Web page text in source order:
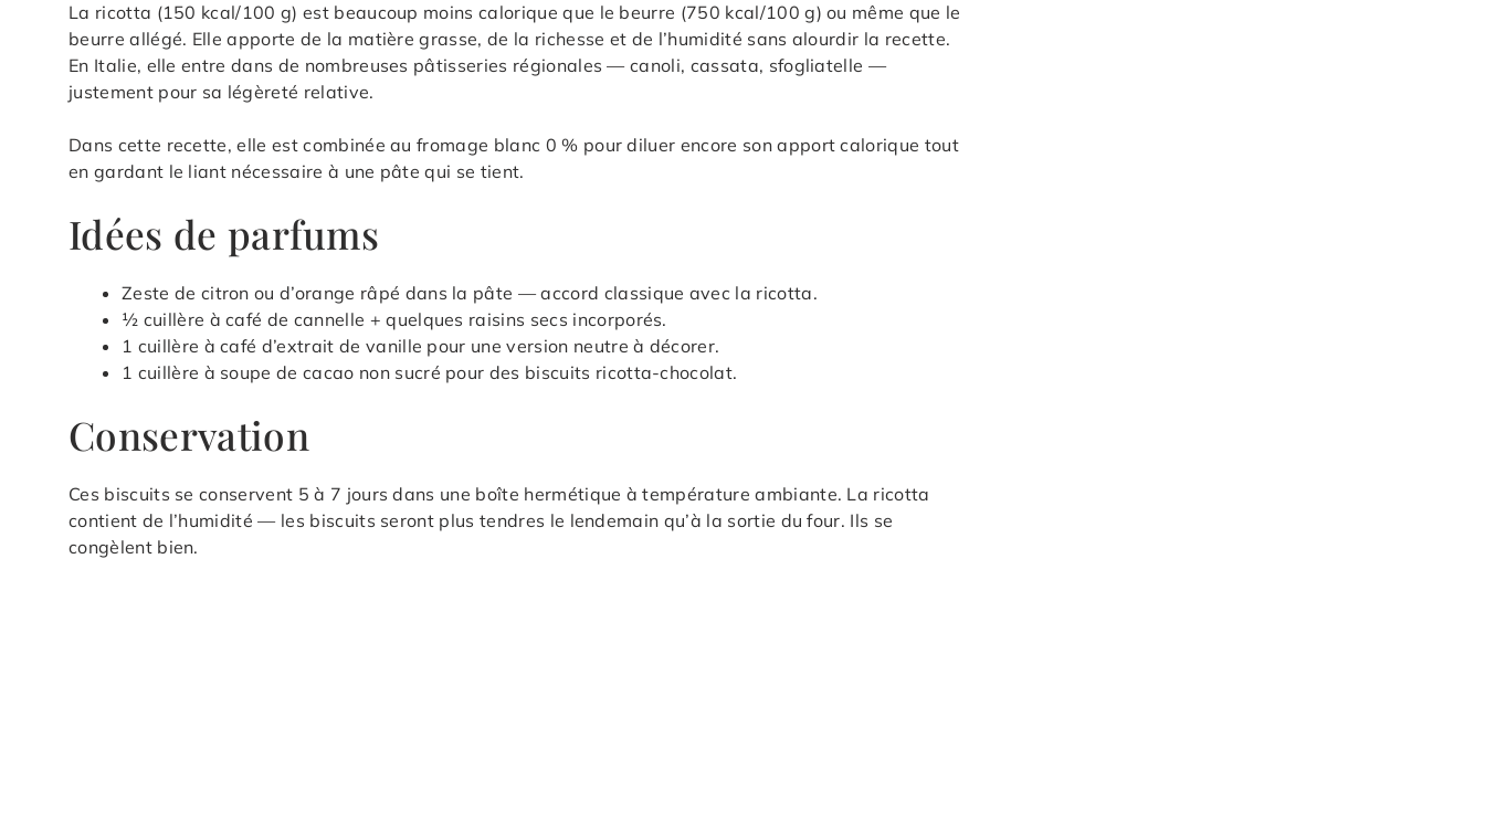
La ricotta (150 kcal/100 g) est beaucoup moins calorique que le beurre (750 kcal/100 g) ou même que le
beurre allégé. Elle apporte de la matière grasse, de la richesse et de l’humidité sans alourdir la recette.
En Italie, elle entre dans de nombreuses pâtisseries régionales — canoli, cassata, sfogliatelle —
justement pour sa légèreté relative.
Dans cette recette, elle est combinée au fromage blanc 0 % pour diluer encore son apport calorique tout
en gardant le liant nécessaire à une pâte qui se tient.
Idées de parfums
Zeste de citron ou d’orange râpé dans la pâte — accord classique avec la ricotta.
½ cuillère à café de cannelle + quelques raisins secs incorporés.
1 cuillère à café d’extrait de vanille pour une version neutre à décorer.
1 cuillère à soupe de cacao non sucré pour des biscuits ricotta-chocolat.
Conservation
Ces biscuits se conservent 5 à 7 jours dans une boîte hermétique à température ambiante. La ricotta
contient de l’humidité — les biscuits seront plus tendres le lendemain qu’à la sortie du four. Ils se
congèlent bien.